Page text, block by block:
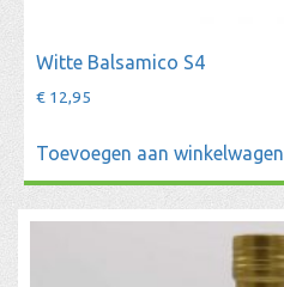
Witte Balsamico S4
€ 12,95
Toevoegen aan winkelwagen